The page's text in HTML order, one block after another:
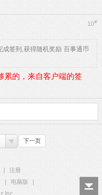
10#
成签到,获得随机奖励 百事通币
累的，来自客户端的签
下一页
注册
电脑版
Inc.